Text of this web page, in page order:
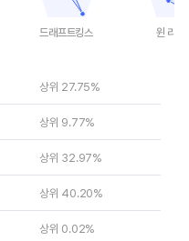
드래프트킹스 윈 리조
상위 27.75%
상위 9.77%
상위 32.97%
상위 40.20%
상위 0.02%